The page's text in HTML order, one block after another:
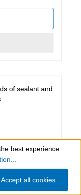
best experience
Accept all cookies